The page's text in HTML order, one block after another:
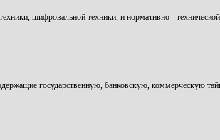
шифровальной техники, и нормативно -
государственную, банковскую, коммерческую